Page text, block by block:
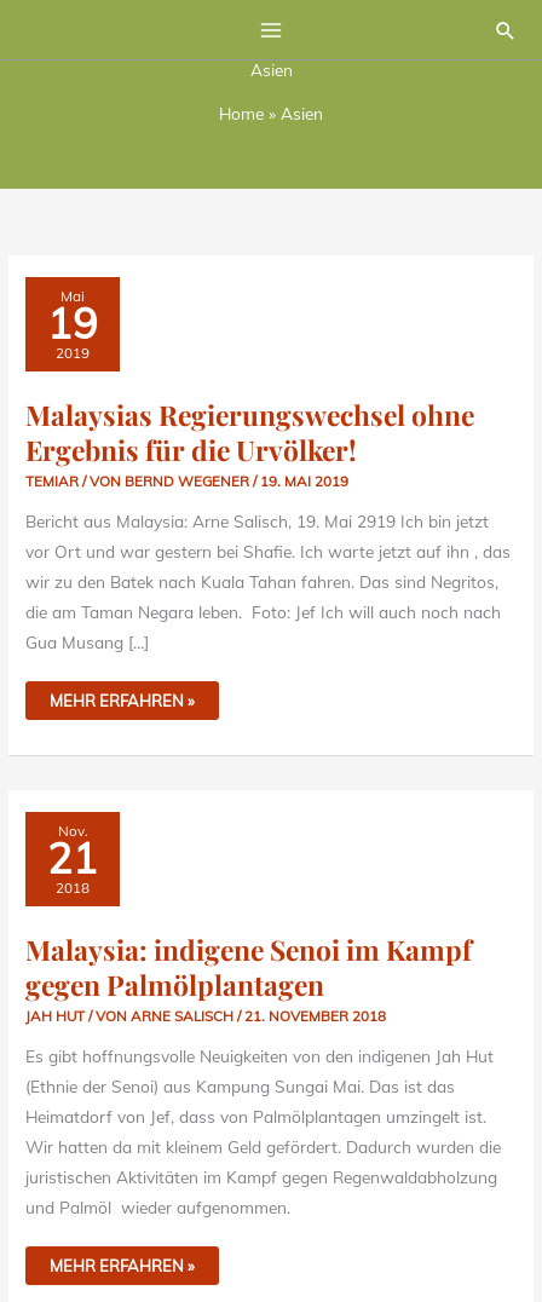
Asien
Home » Asien
Mai
19
2019
Malaysias Regierungswechsel ohne
Ergebnis für die Urvölker!
TEMIAR / VON BERND WEGENER/ 19. MAI 2019
Bericht aus Malaysia: Arne Salisch, 19. Mai 2919 Ich bin jetzt
vor Ort und war gestern bei Shafie. Ich warte jetzt auf ihn , das
wir zu den Batek nach Kuala Tahan fahren. Das sind Negritos,
die am Taman Negara leben. Foto: Jef Ich will auch noch nach
Gua Musang […]
MALAYSIAS
REGIERUNGSWECHSEL
OHNE
ERGEBNIS
FÜR
DIE
URVÖLKER!
MEHR ERFAHREN »
Nov.
21
2018
Malaysia: indigene Senoi im Kampf
gegen Palmölplantagen
JAH HUT/ VONARNE SALISCH/21. NOVEMBER 2018
Es gibt hoffnungsvolle Neuigkeiten von den indigenen Jah Hut
(Ethnie der Senoi) aus Kampung Sungai Mai. Das ist das
Heimatdorf von Jef, dass von Palmölplantagen umzingelt ist.
Wir hatten da mit kleinem Geld gefördert. Dadurch wurden die
juristischen Aktivitäten im Kampf gegen Regenwaldabholzung
und Palmöl wieder aufgenommen.
MALAYSIA:
INDIGENE
SENOI
IM
KAMPF
GEGEN
PALMÖLPLANTAGEN
MEHR ERFAHREN »